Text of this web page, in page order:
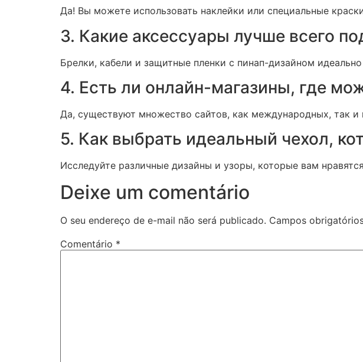
Да! Вы можете использовать наклейки или специальные
3. Какие аксессуары лучше всего
Брелки, кабели и защитные пленки с пинап-дизайном
4. Есть ли онлайн-магазины, где
Да, существуют множество сайтов, как международных, так
5. Как выбрать идеальный чехол,
Исследуйте различные дизайны и узоры, которые вам
Deixe um comentário
O seu endereço de e-mail não será publicado. Campos
Comentário *